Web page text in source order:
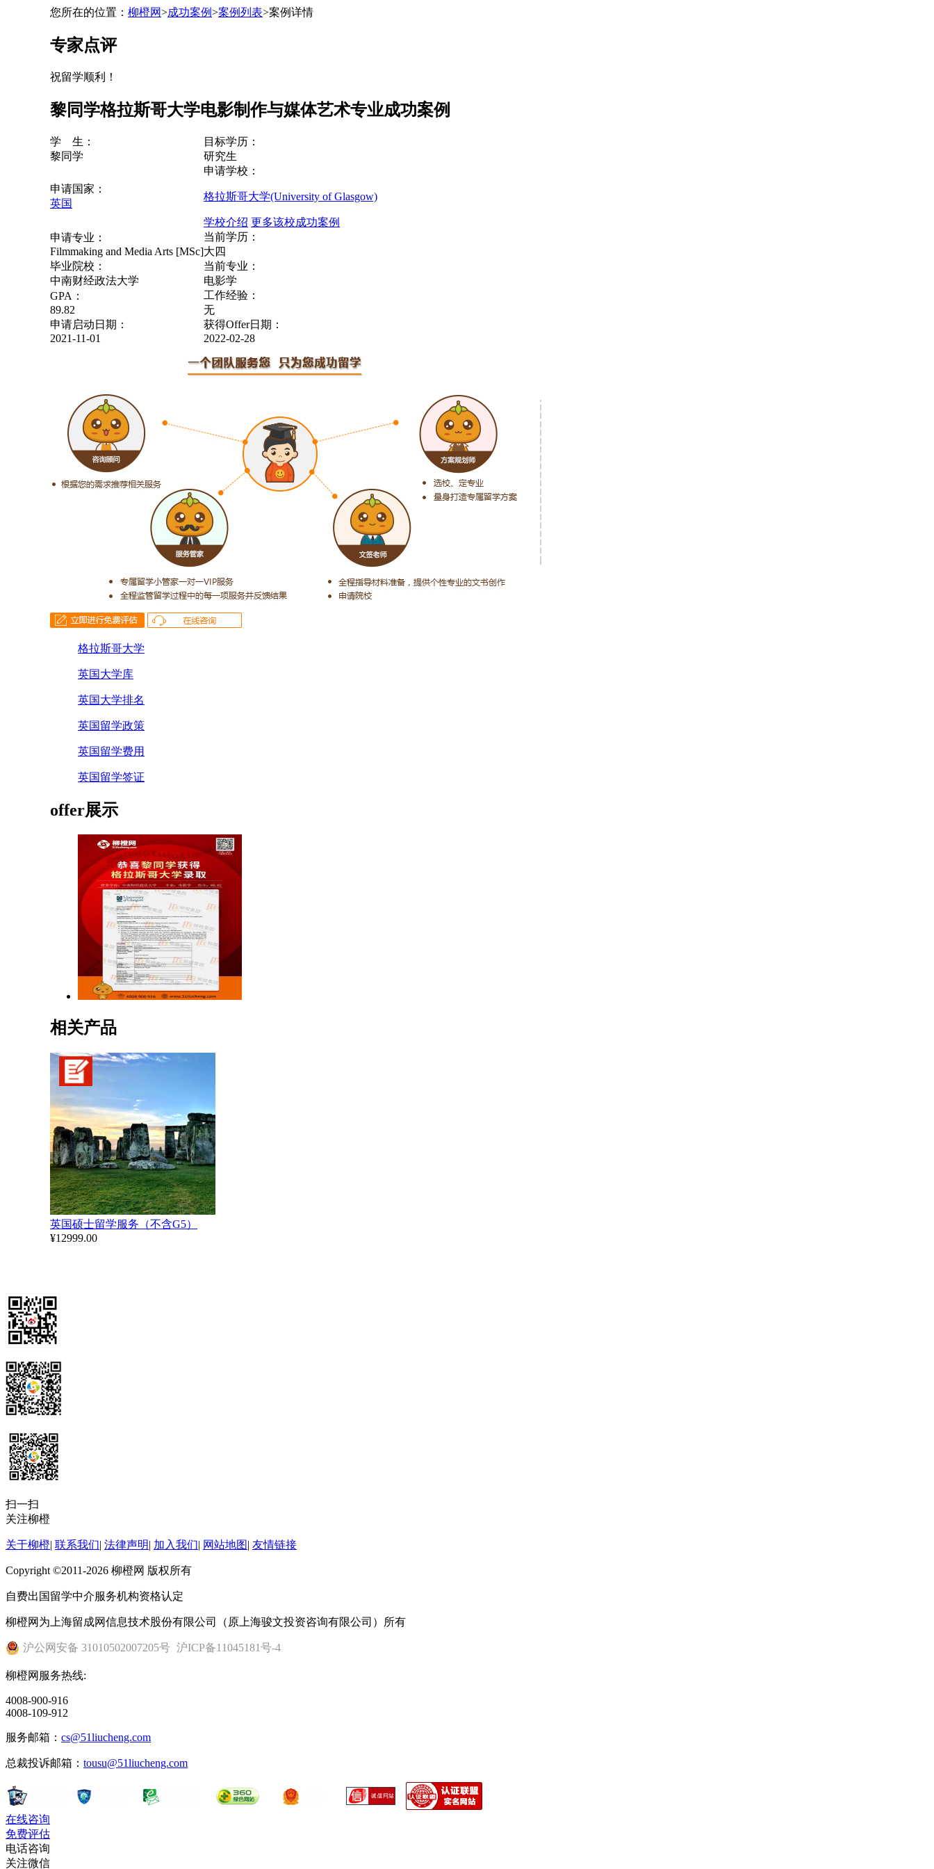
您所在的位置： 柳橙网>成功案例>案例列表>案例详情
专家点评
祝留学顺利！
黎同学格拉斯哥大学电影制作与媒体艺术专业成功案例
学 生：
黎同学
目标学历：
研究生
申请国家：
英国
申请学校：
格拉斯哥大学(University of Glasgow)
学校介绍 更多该校成功案例
申请专业：
Filmmaking and Media Arts [MSc]
当前学历：
大四
毕业院校：
中南财经政法大学
当前专业：
电影学
GPA：
89.82
工作经验：
无
申请启动日期：
2021-11-01
获得Offer日期：
2022-02-28
格拉斯哥大学
英国大学库
英国大学排名
英国留学政策
英国留学费用
英国留学签证
offer展示
相关产品
英国硕士留学服务（不含G5）
¥12999.00
扫一扫
关注柳橙
关于柳橙| 联系我们| 法律声明| 加入我们| 网站地图| 友情链接
Copyright ©2011-2026 柳橙网 版权所有
自费出国留学中介服务机构资格认定
柳橙网为上海留成网信息技术股份有限公司（原上海骏文投资咨询有限公司）所有
沪公网安备 31010502007205号 沪ICP备11045181号-4
柳橙网服务热线:
4008-900-916
4008-109-912
服务邮箱： cs@51liucheng.com
总裁投诉邮箱： tousu@51liucheng.com
在线咨询
免费评估
电话咨询
关注微信